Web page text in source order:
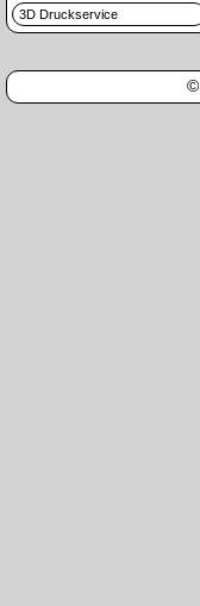
3D Druckservice
©